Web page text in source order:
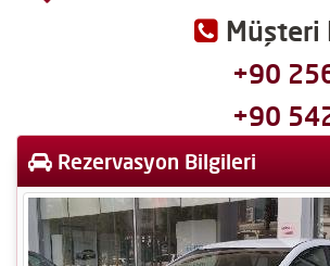
Müşteri
+90
+90
Rezervasyon Bilgileri